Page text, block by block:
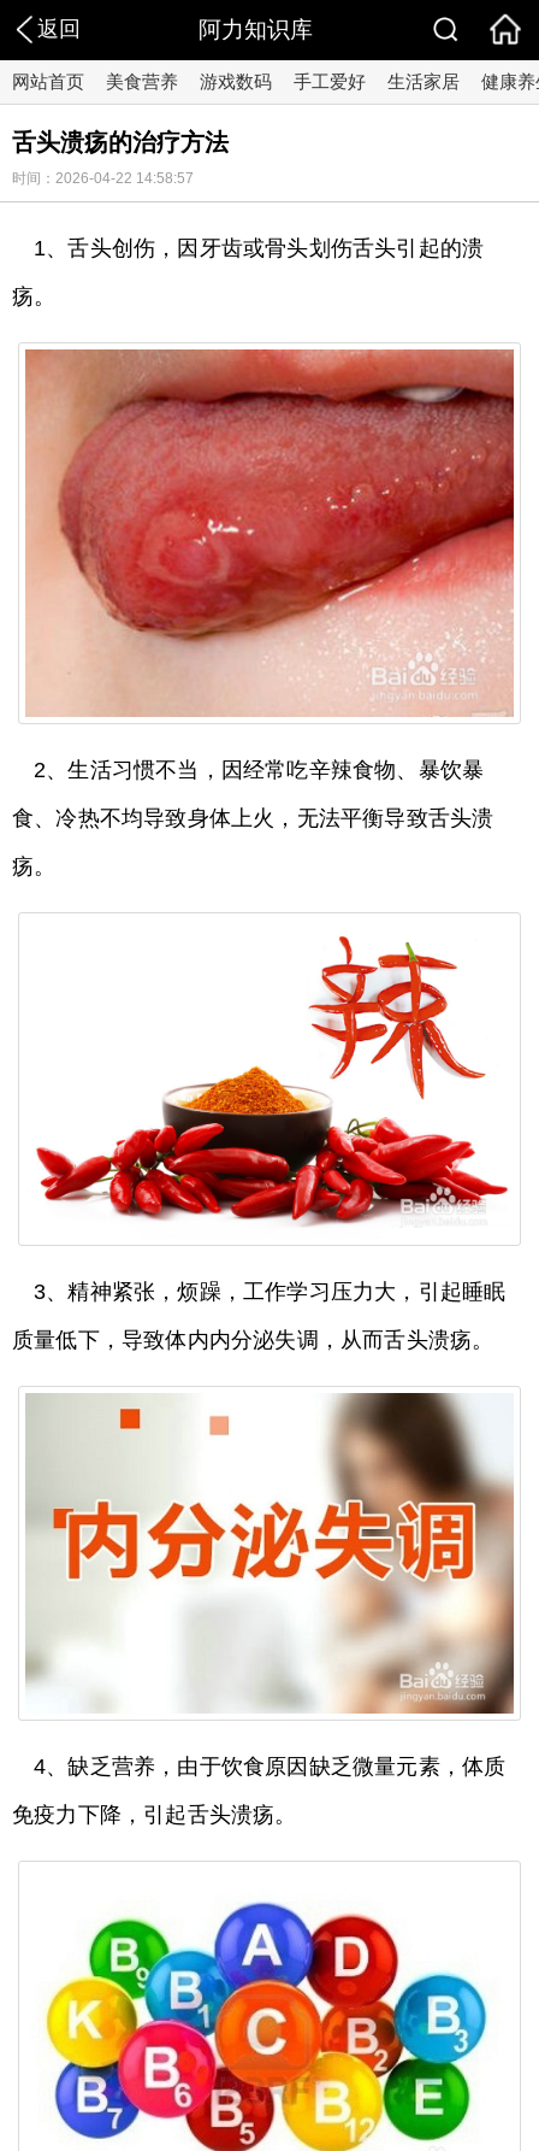
返回 阿力知识库
网站首页 美食营养 游戏数码 手工爱好 生活家居 健康养
舌头溃疡的治疗方法
时间：2026-04-22 14:58:57
1、舌头创伤，因牙齿或骨头划伤舌头引起的溃
疡。
2、生活习惯不当，因经常吃辛辣食物、暴饮暴
食、冷热不均导致身体上火，无法平衡导致舌头溃
疡。
3、精神紧张，烦躁，工作学习压力大，引起睡眠
质量低下，导致体内内分泌失调，从而舌头溃疡。
4、缺乏营养，由于饮食原因缺乏微量元素，体质
免疫力下降，引起舌头溃疡。